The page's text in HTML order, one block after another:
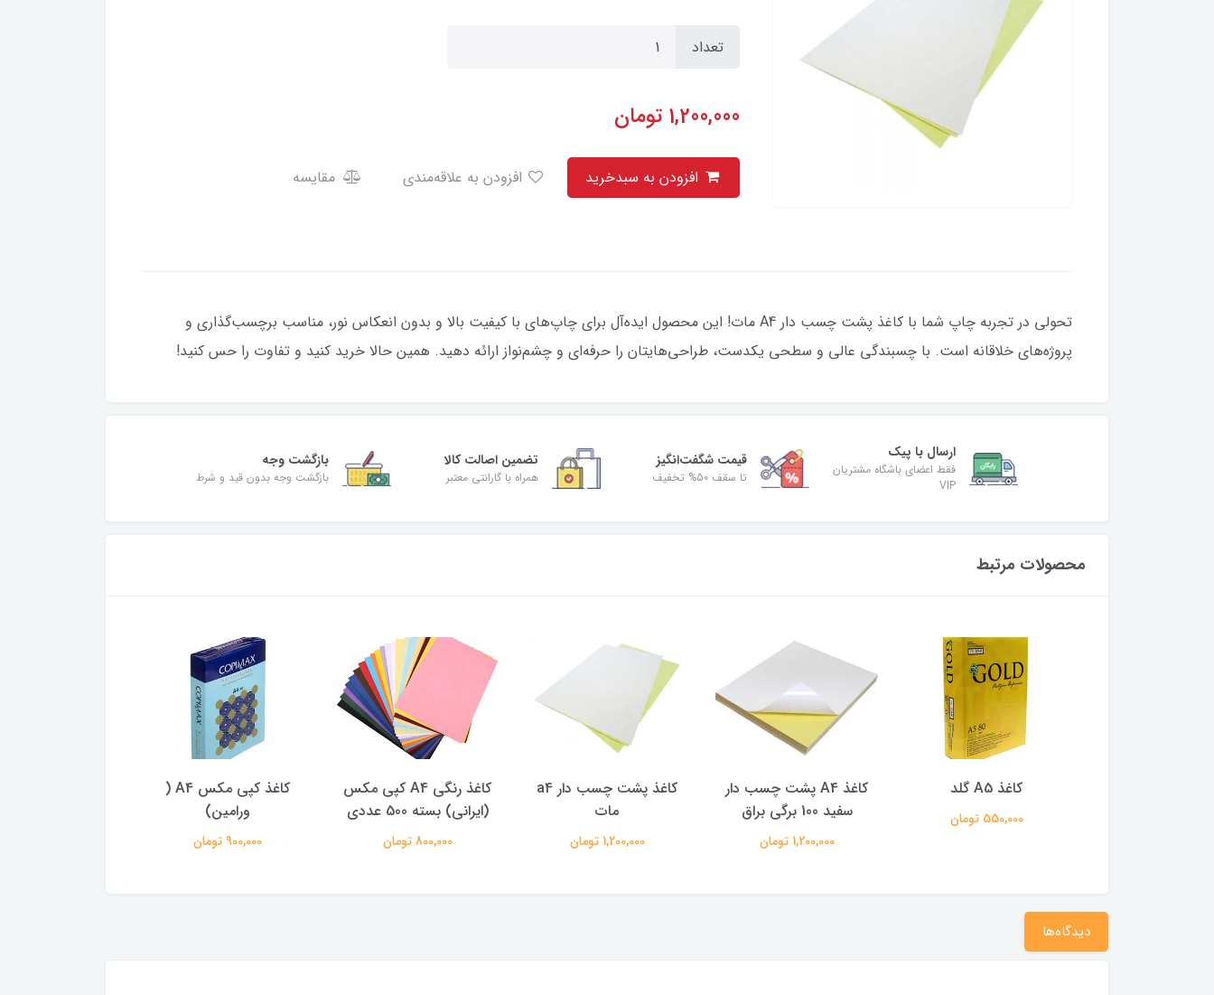
تعداد
1,200,000 تومان
مقایسه
تحولی در تجربه چاپ شما با کاغذ پشت چسب دار A4 مات! این محصول ایده‌آل برای چاپ‌های با کیفیت بالا و بدون انعکاس نور، مناسب برچسب‌گذاری و
پروژه‌های خلاقانه است. با چسبندگی عالی و سطحی یکدست، طراحی‌هایتان را حرفه‌ای و چشم‌نواز ارائه دهید. همین حالا خرید کنید و تفاوت را حس کنید!
ارسال با پیک
فقط اعضای باشگاه مشتریان
VIP
قیمت شگفت‌انگیز
تا سقف 50% تخفیف
تضمین اصالت کالا
همراه با گارانتی معتبر
بازگشت وجه
بازگشت وجه بدون قید و شرط
محصولات مرتبط
کاغذ A4 پشت چسب دار
کاغذ پشت چسب دار a4
مات
1,200,000 تومان
کاغذ رنگی A4 کپی مکس
(ایرانی) بسته 500 عددی
800,000 تومان
کاغذ کپی مکس A4 (
ورامین)
900,000 تومان
کاغذ دابل ای سایز A4 (بسته
ای)
990,000 تومان
دیدگاه‌ها